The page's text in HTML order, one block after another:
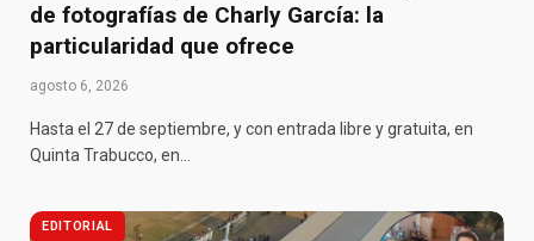
de fotografías de Charly García: la
particularidad que ofrece
agosto 6, 2026
Hasta el 27 de septiembre, y con entrada libre y gratuita, en
Quinta Trabucco, en…
EDITORIAL